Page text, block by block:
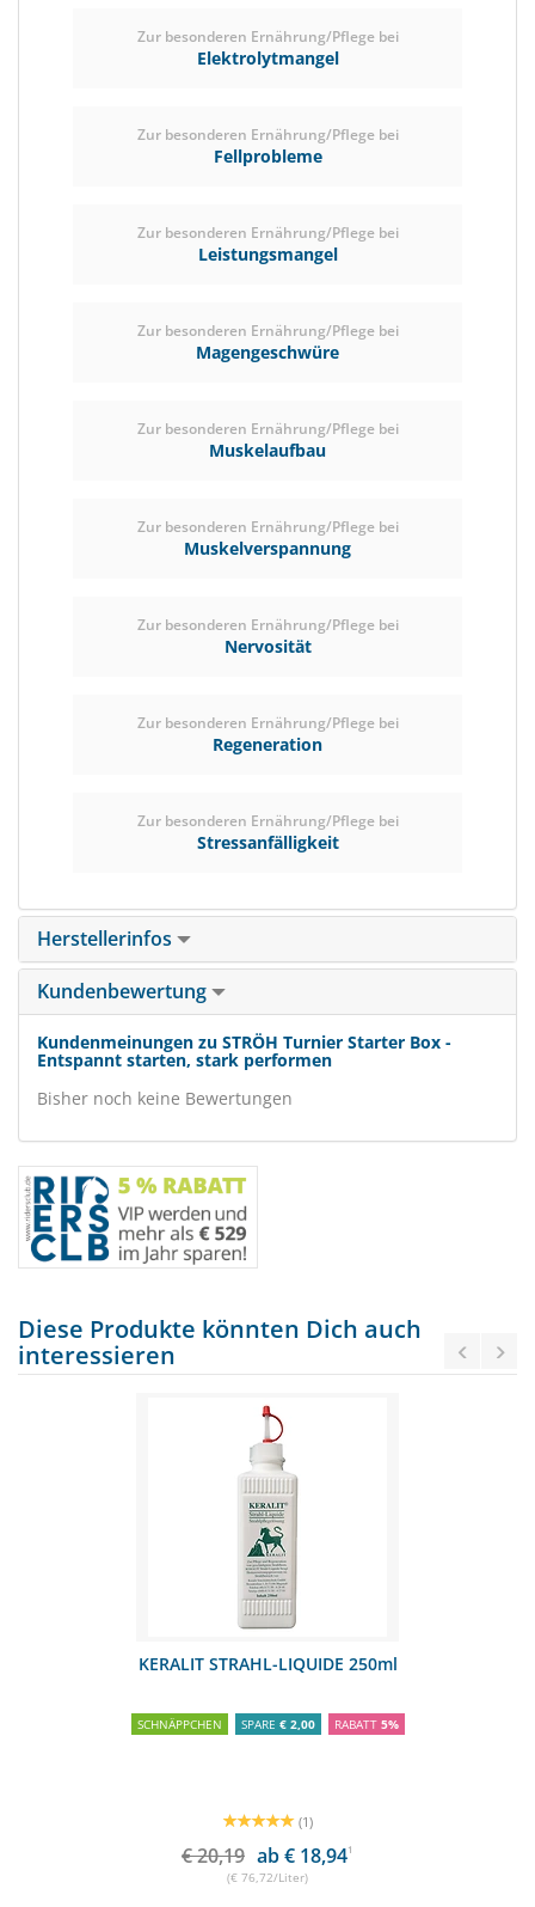
Zur besonderen Ernährung/Pflege bei
Elektrolytmangel
Zur besonderen Ernährung/Pflege bei
Fellprobleme
Zur besonderen Ernährung/Pflege bei
Leistungsmangel
Zur besonderen Ernährung/Pflege bei
Magengeschwüre
Zur besonderen Ernährung/Pflege bei
Muskelaufbau
Zur besonderen Ernährung/Pflege bei
Muskelverspannung
Zur besonderen Ernährung/Pflege bei
Nervosität
Zur besonderen Ernährung/Pflege bei
Regeneration
Zur besonderen Ernährung/Pflege bei
Stressanfälligkeit
Herstellerinfos
Kundenbewertung
Kundenmeinungen zu STRÖH Turnier Starter Box -
Entspannt starten, stark performen
Bisher noch keine Bewertungen
Diese Produkte könnten Dich auch
interessieren
KERALIT STRAHL-LIQUIDE 250ml
SCHNÄPPCHEN SPARE € 2,00 RABATT 5%
(1)
€ 20,19 ab € 18,941
(€ 76,72/Liter)